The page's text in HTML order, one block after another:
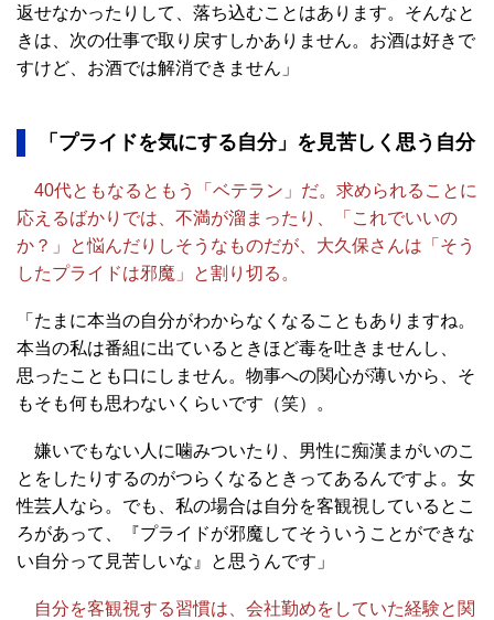
返せなかったりして、落ち込むことはあります。そんなと
きは、次の仕事で取り戻すしかありません。お酒は好きで
すけど、お酒では解消できません」
「プライドを気にする自分」を見苦しく思う自分
40代ともなるともう「ベテラン」だ。求められることに
応えるばかりでは、不満が溜まったり、「これでいいの
か？」と悩んだりしそうなものだが、大久保さんは「そう
したプライドは邪魔」と割り切る。
「たまに本当の自分がわからなくなることもありますね。
本当の私は番組に出ているときほど毒を吐きませんし、
思ったことも口にしません。物事への関心が薄いから、そ
もそも何も思わないくらいです（笑）。
嫌いでもない人に噛みついたり、男性に痴漢まがいのこ
とをしたりするのがつらくなるときってあるんですよ。女
性芸人なら。でも、私の場合は自分を客観視しているとこ
ろがあって、『プライドが邪魔してそういうことができな
い自分って見苦しいな』と思うんです」
自分を客観視する習慣は、会社勤めをしていた経験と関